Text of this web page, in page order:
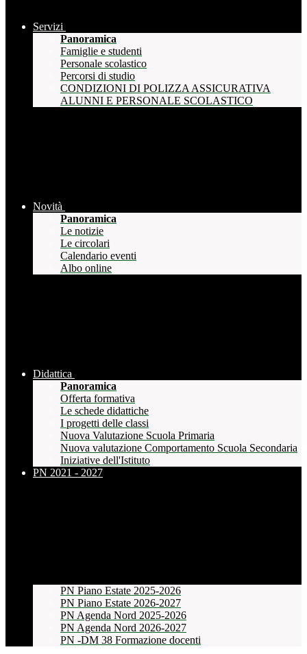
Servizi
Panoramica
Famiglie e studenti
Personale scolastico
Percorsi di studio
CONDIZIONI DI POLIZZA ASSICURATIVA
ALUNNI E PERSONALE SCOLASTICO
Novità
Panoramica
Le notizie
Le circolari
Calendario eventi
Albo online
Didattica
Panoramica
Offerta formativa
Le schede didattiche
I progetti delle classi
Nuova Valutazione Scuola Primaria
Nuova valutazione Comportamento Scuola Secondaria
Iniziative dell'Istituto
PN 2021 - 2027
PN Piano Estate 2025-2026
PN Piano Estate 2026-2027
PN Agenda Nord 2025-2026
PN Agenda Nord 2026-2027
PN -DM 38 Formazione docenti